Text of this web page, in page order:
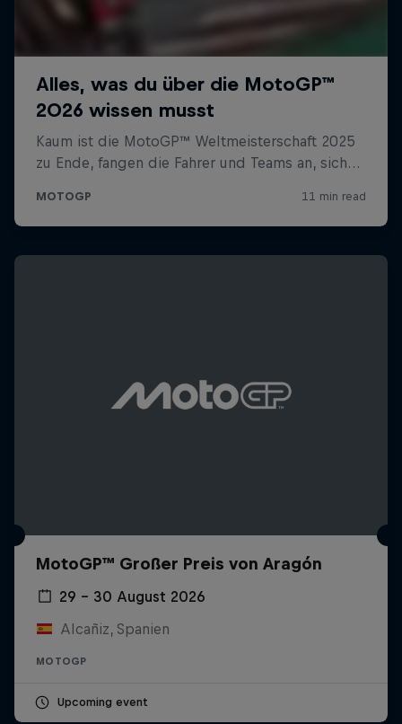
MotoGP™ Großer Preis von Aragón
29 – 30 August 2026
Alcañiz, Spanien
MOTOGP
Upcoming event